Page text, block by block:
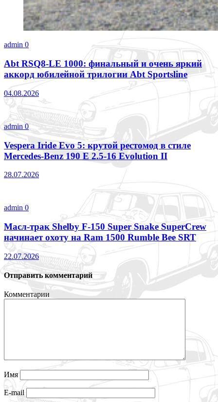
admin 0
Abt RSQ8-LE 1000: финальный и очень яркий
аккорд юбилейной трилогии Abt Sportsline
04.08.2026
admin0
Vespera Iride Evo 5: крутой рестомод в стиле
Mercedes-Benz 190 E 2.5-16 Evolution II
28.07.2026
admin 0
Масл-трак Shelby F-150 Super Snake SuperCrew
начинает охоту на Ram 1500 Rumble Bee SRT
22.07.2026
Отправить комментарий
Комментарии
Имя
E-mail